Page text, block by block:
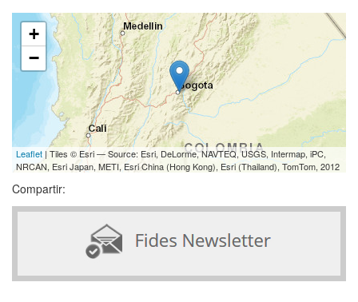
+
−
Leaflet | Tiles © Esri — Source: Esri, DeLorme, NAVTEQ, USGS, Intermap, iPC,
NRCAN, Esri Japan, METI, Esri China (Hong Kong), Esri (Thailand), TomTom, 2012
Compartir: